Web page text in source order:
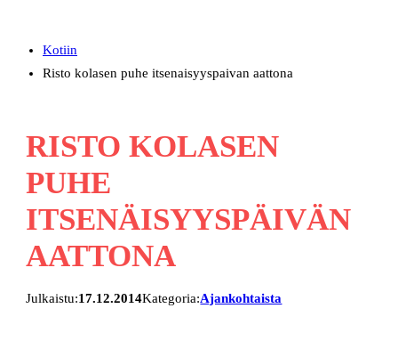
Kotiin
Risto kolasen puhe itsenaisyyspaivan aattona
RISTO KOLASEN
PUHE
ITSENÄISYYSPÄIVÄN
AATTONA
Julkaistu:17.12.2014Kategoria:Ajankohtaista